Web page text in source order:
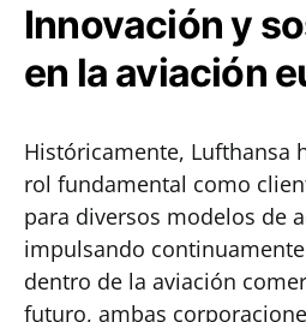
Innovación y
en la aviación
Históricamente, Lufthansa
rol fundamental como
para diversos modelos de
impulsando
dentro de la aviación
futuro, ambas